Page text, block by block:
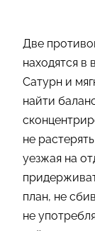
Две
находятся в
Сатурн и
найти
не
уезжая на
план, не
не